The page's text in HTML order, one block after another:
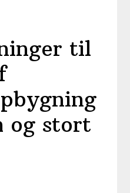
til
og stort